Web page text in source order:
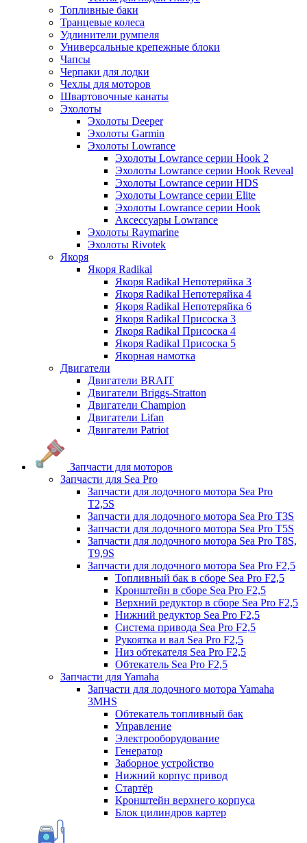
Топливные баки
Транцевые колеса
Удлинители румпеля
Универсальные крепежные блоки
Чапсы
Черпаки для лодки
Чехлы для моторов
Швартовочные канаты
Эхолоты
Эхолоты Deeper
Эхолоты Garmin
Эхолоты Lowrance
Эхолоты Lowrance серии Hook 2
Эхолоты Lowrance серии Hook Reveal
Эхолоты Lowrance серии HDS
Эхолоты Lowrance серии Elite
Эхолоты Lowrance серии Hook
Аксессуары Lowrance
Эхолоты Raymarine
Эхолоты Rivotek
Якоря
Якоря Radikal
Якоря Radikal Непотеряйка 3
Якоря Radikal Непотеряйка 4
Якоря Radikal Непотеряйка 6
Якоря Radikal Присоска 3
Якоря Radikal Присоска 4
Якоря Radikal Присоска 5
Якорная намотка
Двигатели
Двигатели BRAIT
Двигатели Briggs-Stratton
Двигатели Champion
Двигатели Lifan
Двигатели Patriot
Запчасти для моторов
Запчасти для Sea Pro
Запчасти для лодочного мотора Sea Pro
Т2,5S
Запчасти для лодочного мотора Sea Pro Т3S
Запчасти для лодочного мотора Sea Pro Т5S
Запчасти для лодочного мотора Sea Pro Т8S,
T9,9S
Запчасти для лодочного мотора Sea Pro F2,5
Топливный бак в сборе Sea Pro F2,5
Кронштейн в сборе Sea Pro F2,5
Верхний редуктор в сборе Sea Pro F2,5
Нижний редуктор Sea Pro F2,5
Система привода Sea Pro F2,5
Рукоятка и вал Sea Pro F2,5
Низ обтекателя Sea Pro F2,5
Обтекатель Sea Pro F2,5
Запчасти для Yamaha
Запчасти для лодочного мотора Yamaha
3MHS
Обтекатель топливный бак
Управление
Электрооборудование
Генератор
Заборное устройство
Нижний корпус привод
Стартёр
Кронштейн верхнего корпуса
Блок цилиндров картер